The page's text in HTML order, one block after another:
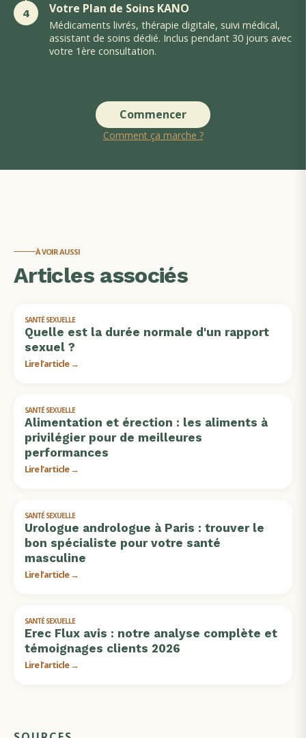
4 Votre Plan de Soins KANO
Médicaments livrés, thérapie digitale, suivi médical,
assistant de soins dédié. Inclus pendant 30 jours avec
votre 1ère consultation.
Commencer
Comment ça marche ?
À VOIR AUSSI
Articles associés
SANTÉ SEXUELLE
Quelle est la durée normale d'un rapport
sexuel ?
Lire l’article →
SANTÉ SEXUELLE
Alimentation et érection : les aliments à
privilégier pour de meilleures
performances
Lire l’article →
SANTÉ SEXUELLE
Urologue andrologue à Paris : trouver le
bon spécialiste pour votre santé
masculine
Lire l’article →
SANTÉ SEXUELLE
Erec Flux avis : notre analyse complète et
témoignages clients 2026
Lire l’article →